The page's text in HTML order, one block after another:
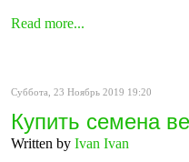
Read more...
Суббота, 23 Ноябрь 2019 19:20
Купить семена
Written by Ivan Ivan